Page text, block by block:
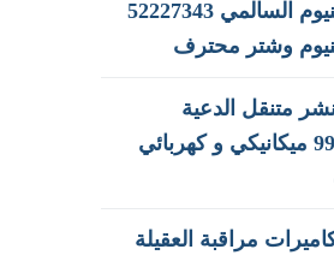
فني ألمنيوم السالمي 52227343
وشتر محترف
متنقل الدعية
99009551‬ ميكانيكي و كهربائي
مراقبة العقيلة